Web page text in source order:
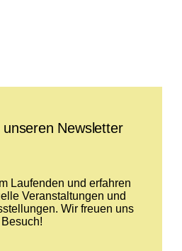
Newsletter
Laufenden und erfahren
Veranstaltungen und
Wir freuen uns